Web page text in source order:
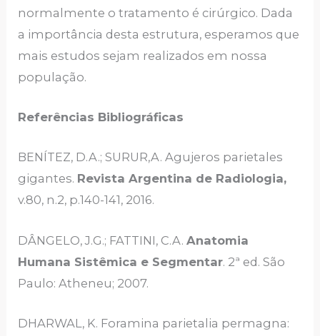
normalmente o tratamento é cirúrgico. Dada
a importância desta estrutura, esperamos que
mais estudos sejam realizados em nossa
população.
Referências Bibliográficas
BENÍTEZ, D.A.; SURUR,A. Agujeros parietales
gigantes. Revista Argentina de Radiologia,
v.80, n.2, p.140-141, 2016.
DÂNGELO, J.G.; FATTINI, C.A.Anatomia
Humana Sistêmica e Segmentar. 2ª ed. São
Paulo: Atheneu; 2007.
DHARWAL, K. Foramina parietalia permagna: